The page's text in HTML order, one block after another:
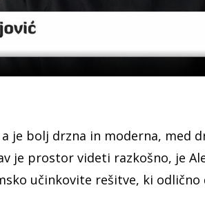
je bolj drzna in moderna, med
je prostor videti razkošno, je
učinkovite rešitve, ki odlično